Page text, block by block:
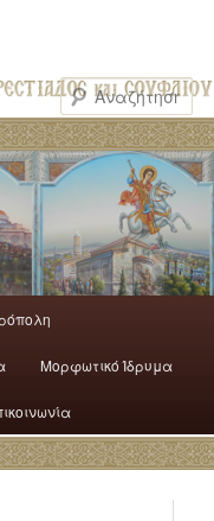
Μορφωτικό Ίδρυμα